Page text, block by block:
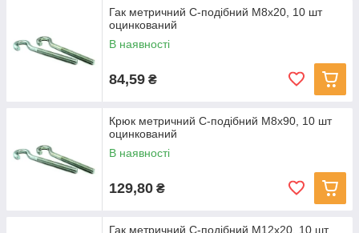
Гак метричний С-подібний M8x20, 10 шт
оцинкований
В наявності
84,59 ₴
Крюк метричний С-подібний M8x90, 10 шт
оцинкований
В наявності
129,80 ₴
Гак метричний С-подібний M12x20, 10 шт